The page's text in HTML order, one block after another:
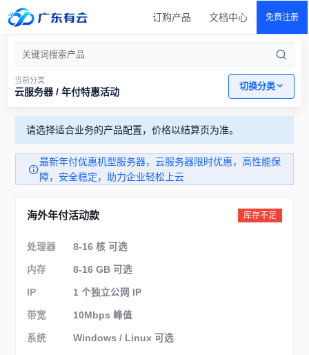
订购产品 文档中心 免费注册
当前分类
云服务器 / 年付特惠活动
切换分类
请选择适合业务的产品配置，价格以结算页为准。
最新年付优惠机型服务器，云服务器限时优惠，高性能保
障，安全稳定，助力企业轻松上云
海外年付活动款 库存不足
处理器 8-16 核 可选
内存 8-16 GB 可选
IP 1 个独立公网 IP
带宽 10Mbps 峰值
系统 Windows / Linux 可选